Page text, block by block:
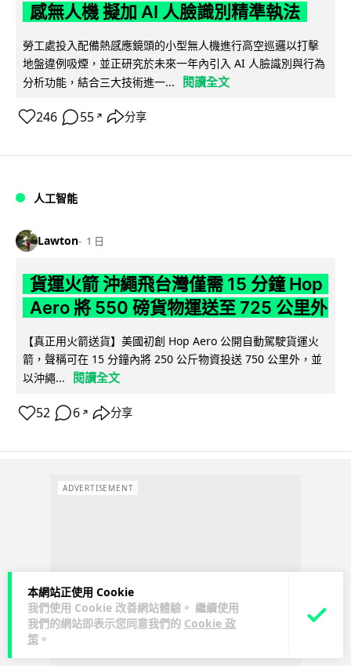
本網站正使用 Cookie
我們使用 Cookie 改善網站體驗。 繼續使用
我們的網站即表示您同意我們的 Cookie 政
策 。
感無人機 擬加 AI 人臉識別精準執法
勞工處投入配備熱感應鏡頭的小型無人機進行高空巡邏以打擊
地盤違例吸煙，並正研究於未來一年內引入 AI 人臉識別與行為
分析功能，結合三大技術進一...
閱讀全文
246 55 ↗ 分享
人工智能
Lawton 1 日
貨運火箭 沖繩飛台灣僅需 15 分鐘 Hop
Aero 將 550 磅貨物運送至 725 公里外
【真正用火箭送貨】美國初創 Hop Aero 公開自動駕駛貨運火
箭，聲稱可在 15 分鐘內將 250 公斤物資投送 750 公里外，並
以沖繩...
閱讀全文
52 6 ↗ 分享
ADVERTISEMENT